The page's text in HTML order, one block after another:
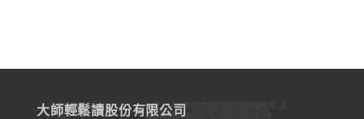
大師輕鬆讀股份有限公司